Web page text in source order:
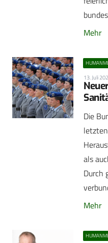
Mehr
13. Juli
Die
als
Durch
Mehr